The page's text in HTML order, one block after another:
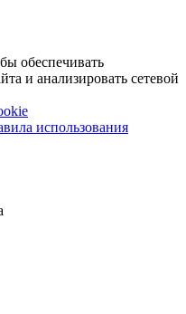
обеспечивать
и анализировать сетевой
использования